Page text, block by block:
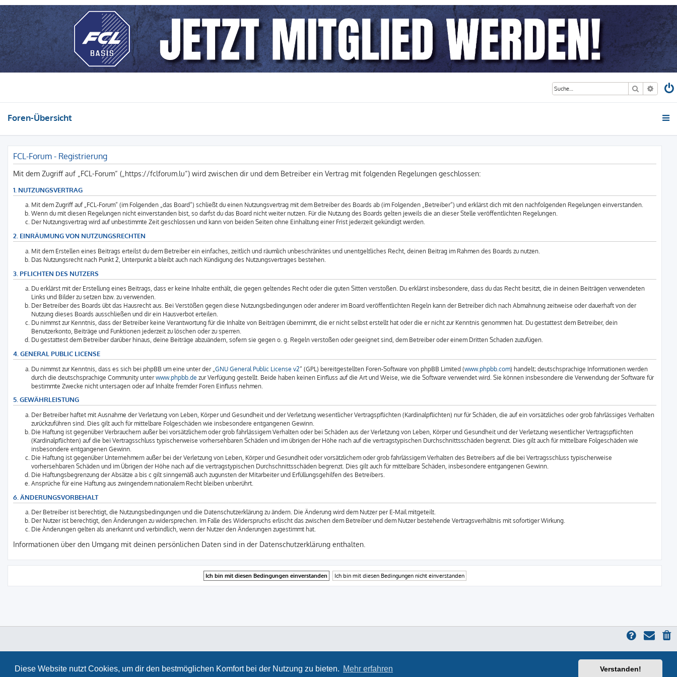
Diese Website nutzt Cookies, um dir den bestmöglichen Komfort bei der Nutzung zu bieten. Mehr erfahren Verstanden!
Suche
Foren-Übersicht
FCL-Forum - Registrierung
Mit dem Zugriff auf „FCL-Forum“ („https://fclforum.lu“) wird zwischen dir und dem Betreiber ein Vertrag mit folgenden Regelungen geschlossen:
1. NUTZUNGSVERTRAG
Mit dem Zugriff auf „FCL-Forum“ (im Folgenden „das Board“) schließt du einen Nutzungsvertrag mit dem Betreiber des Boards ab (im Folgenden „Betreiber“) und erklärst dich mit den nachfolgenden Regelungen einverstanden.
Wenn du mit diesen Regelungen nicht einverstanden bist, so darfst du das Board nicht weiter nutzen. Für die Nutzung des Boards gelten jeweils die an dieser Stelle veröffentlichten Regelungen.
Der Nutzungsvertrag wird auf unbestimmte Zeit geschlossen und kann von beiden Seiten ohne Einhaltung einer Frist jederzeit gekündigt werden.
2. EINRÄUMUNG VON NUTZUNGSRECHTEN
Mit dem Erstellen eines Beitrags erteilst du dem Betreiber ein einfaches, zeitlich und räumlich unbeschränktes und unentgeltliches Recht, deinen Beitrag im Rahmen des Boards zu nutzen.
Das Nutzungsrecht nach Punkt 2, Unterpunkt a bleibt auch nach Kündigung des Nutzungsvertrages bestehen.
3. PFLICHTEN DES NUTZERS
Du erklärst mit der Erstellung eines Beitrags, dass er keine Inhalte enthält, die gegen geltendes Recht oder die guten Sitten verstoßen. Du erklärst insbesondere, dass du das Recht besitzt, die in deinen Beiträgen verwendeten
Links und Bilder zu setzen bzw. zu verwenden.
Der Betreiber des Boards übt das Hausrecht aus. Bei Verstößen gegen diese Nutzungsbedingungen oder anderer im Board veröffentlichten Regeln kann der Betreiber dich nach Abmahnung zeitweise oder dauerhaft von der
Nutzung dieses Boards ausschließen und dir ein Hausverbot erteilen.
Du nimmst zur Kenntnis, dass der Betreiber keine Verantwortung für die Inhalte von Beiträgen übernimmt, die er nicht selbst erstellt hat oder die er nicht zur Kenntnis genommen hat. Du gestattest dem Betreiber, dein
Benutzerkonto, Beiträge und Funktionen jederzeit zu löschen oder zu sperren.
Du gestattest dem Betreiber darüber hinaus, deine Beiträge abzuändern, sofern sie gegen o. g. Regeln verstoßen oder geeignet sind, dem Betreiber oder einem Dritten Schaden zuzufügen.
4. GENERAL PUBLIC LICENSE
Du nimmst zur Kenntnis, dass es sich bei phpBB um eine unter der „ GNU General Public License v2“ (GPL) bereitgestellten Foren-Software von phpBB Limited (www.phpbb.com) handelt; deutschsprachige Informationen werden
durch die deutschsprachige Community unterwww.phpbb.de zur Verfügung gestellt. Beide haben keinen Einfluss auf die Art und Weise, wie die Software verwendet wird. Sie können insbesondere die Verwendung der Software für
bestimmte Zwecke nicht untersagen oder auf Inhalte fremder Foren Einfluss nehmen.
5. GEWÄHRLEISTUNG
Der Betreiber haftet mit Ausnahme der Verletzung von Leben, Körper und Gesundheit und der Verletzung wesentlicher Vertragspflichten (Kardinalpflichten) nur für Schäden, die auf ein vorsätzliches oder grob fahrlässiges Verhalten
zurückzuführen sind. Dies gilt auch für mittelbare Folgeschäden wie insbesondere entgangenen Gewinn.
Die Haftung ist gegenüber Verbrauchern außer bei vorsätzlichem oder grob fahrlässigem Verhalten oder bei Schäden aus der Verletzung von Leben, Körper und Gesundheit und der Verletzung wesentlicher Vertragspflichten
(Kardinalpflichten) auf die bei Vertragsschluss typischerweise vorhersehbaren Schäden und im übrigen der Höhe nach auf die vertragstypischen Durchschnittsschäden begrenzt. Dies gilt auch für mittelbare Folgeschäden wie
insbesondere entgangenen Gewinn.
Die Haftung ist gegenüber Unternehmern außer bei der Verletzung von Leben, Körper und Gesundheit oder vorsätzlichem oder grob fahrlässigem Verhalten des Betreibers auf die bei Vertragsschluss typischerweise
vorhersehbaren Schäden und im Übrigen der Höhe nach auf die vertragstypischen Durchschnittsschäden begrenzt. Dies gilt auch für mittelbare Schäden, insbesondere entgangenen Gewinn.
Die Haftungsbegrenzung der Absätze a bis c gilt sinngemäß auch zugunsten der Mitarbeiter und Erfüllungsgehilfen des Betreibers.
Ansprüche für eine Haftung aus zwingendem nationalem Recht bleiben unberührt.
6. ÄNDERUNGSVORBEHALT
Der Betreiber ist berechtigt, die Nutzungsbedingungen und die Datenschutzerklärung zu ändern. Die Änderung wird dem Nutzer per E-Mail mitgeteilt.
Der Nutzer ist berechtigt, den Änderungen zu widersprechen. Im Falle des Widerspruchs erlischt das zwischen dem Betreiber und dem Nutzer bestehende Vertragsverhältnis mit sofortiger Wirkung.
Die Änderungen gelten als anerkannt und verbindlich, wenn der Nutzer den Änderungen zugestimmt hat.
Informationen über den Umgang mit deinen persönlichen Daten sind in der Datenschutzerklärung enthalten.
Deutsche Übersetzung durchphpBB.de
Datenschutz|Nutzungsbedingungen